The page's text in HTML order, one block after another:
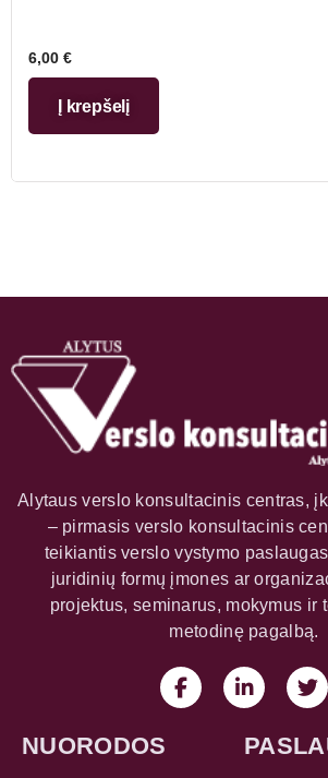
6,00 €
Į krepšelį
Alytaus verslo konsultacinis centras,
– pirmasis verslo konsultacinis
teikiantis verslo vystymo
juridinių formų įmones ar
projektus, seminarus, mokymus ir
metodinę pagalbą.
NUORODOS